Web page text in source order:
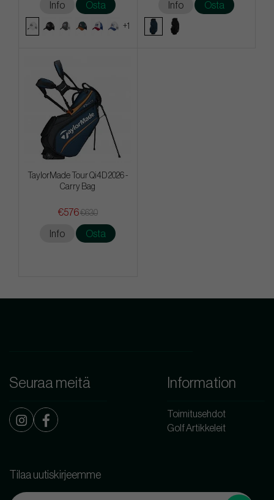
Info Osta
+1
Info Osta
TaylorMade Tour Qi4D 2026 -
Carry Bag
€576€630
Info Osta
Seuraa meitä Information
Toimitusehdot
Golf Artikkeleit
Tilaa uutiskirjeemme